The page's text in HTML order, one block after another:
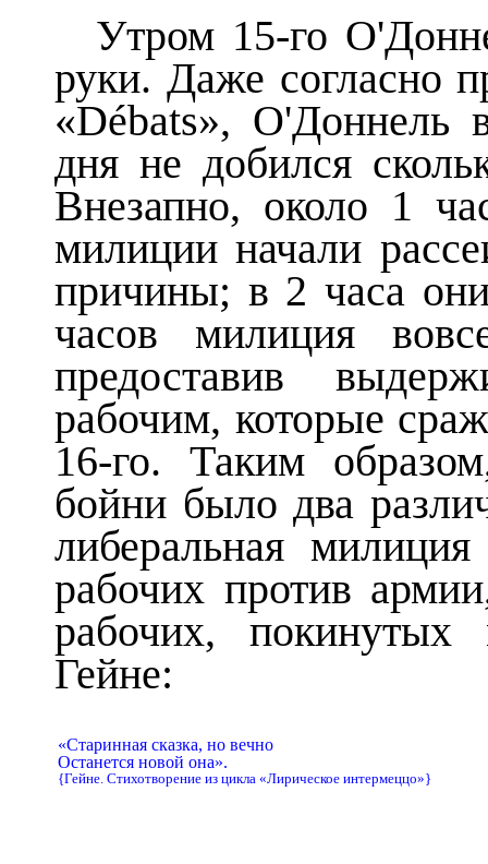
Утром 15-го
руки. Даже согласно
«Débats», О'Доннель
дня не добился
Внезапно, около 1
милиции начали
причины; в 2 часа
часов милиция
предоставив
рабочим, которые
16-го. Таким
бойни было два
либеральная
рабочих против
рабочих,
Гейне:
«Старинная сказка, но вечно
Останется новой она».
{Гейне. Стихотворение из цикла «Лирическое интермеццо»}